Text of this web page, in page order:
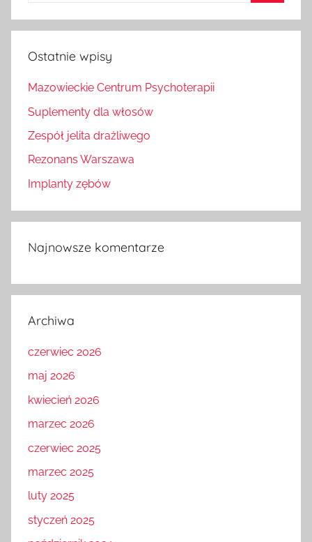
Ostatnie wpisy
Mazowieckie Centrum Psychoterapii
Suplementy dla włosów
Zespół jelita drażliwego
Rezonans Warszawa
Implanty zębów
Najnowsze komentarze
Archiwa
czerwiec 2026
maj 2026
kwiecień 2026
marzec 2026
czerwiec 2025
marzec 2025
luty 2025
styczeń 2025